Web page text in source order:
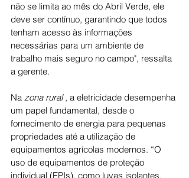
não se limita ao mês do Abril Verde, ele
deve ser contínuo, garantindo que todos
tenham acesso às informações
necessárias para um ambiente de
trabalho mais seguro no campo", ressalta
a gerente.
Na zona rural , a eletricidade desempenha
um papel fundamental, desde o
fornecimento de energia para pequenas
propriedades até a utilização de
equipamentos agrícolas modernos. “O
uso de equipamentos de proteção
individual (EPIs), como luvas isolantes,